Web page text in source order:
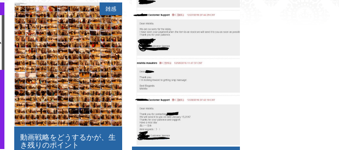
雑感
動画戦略をどうするかが、生
き残りのポイント